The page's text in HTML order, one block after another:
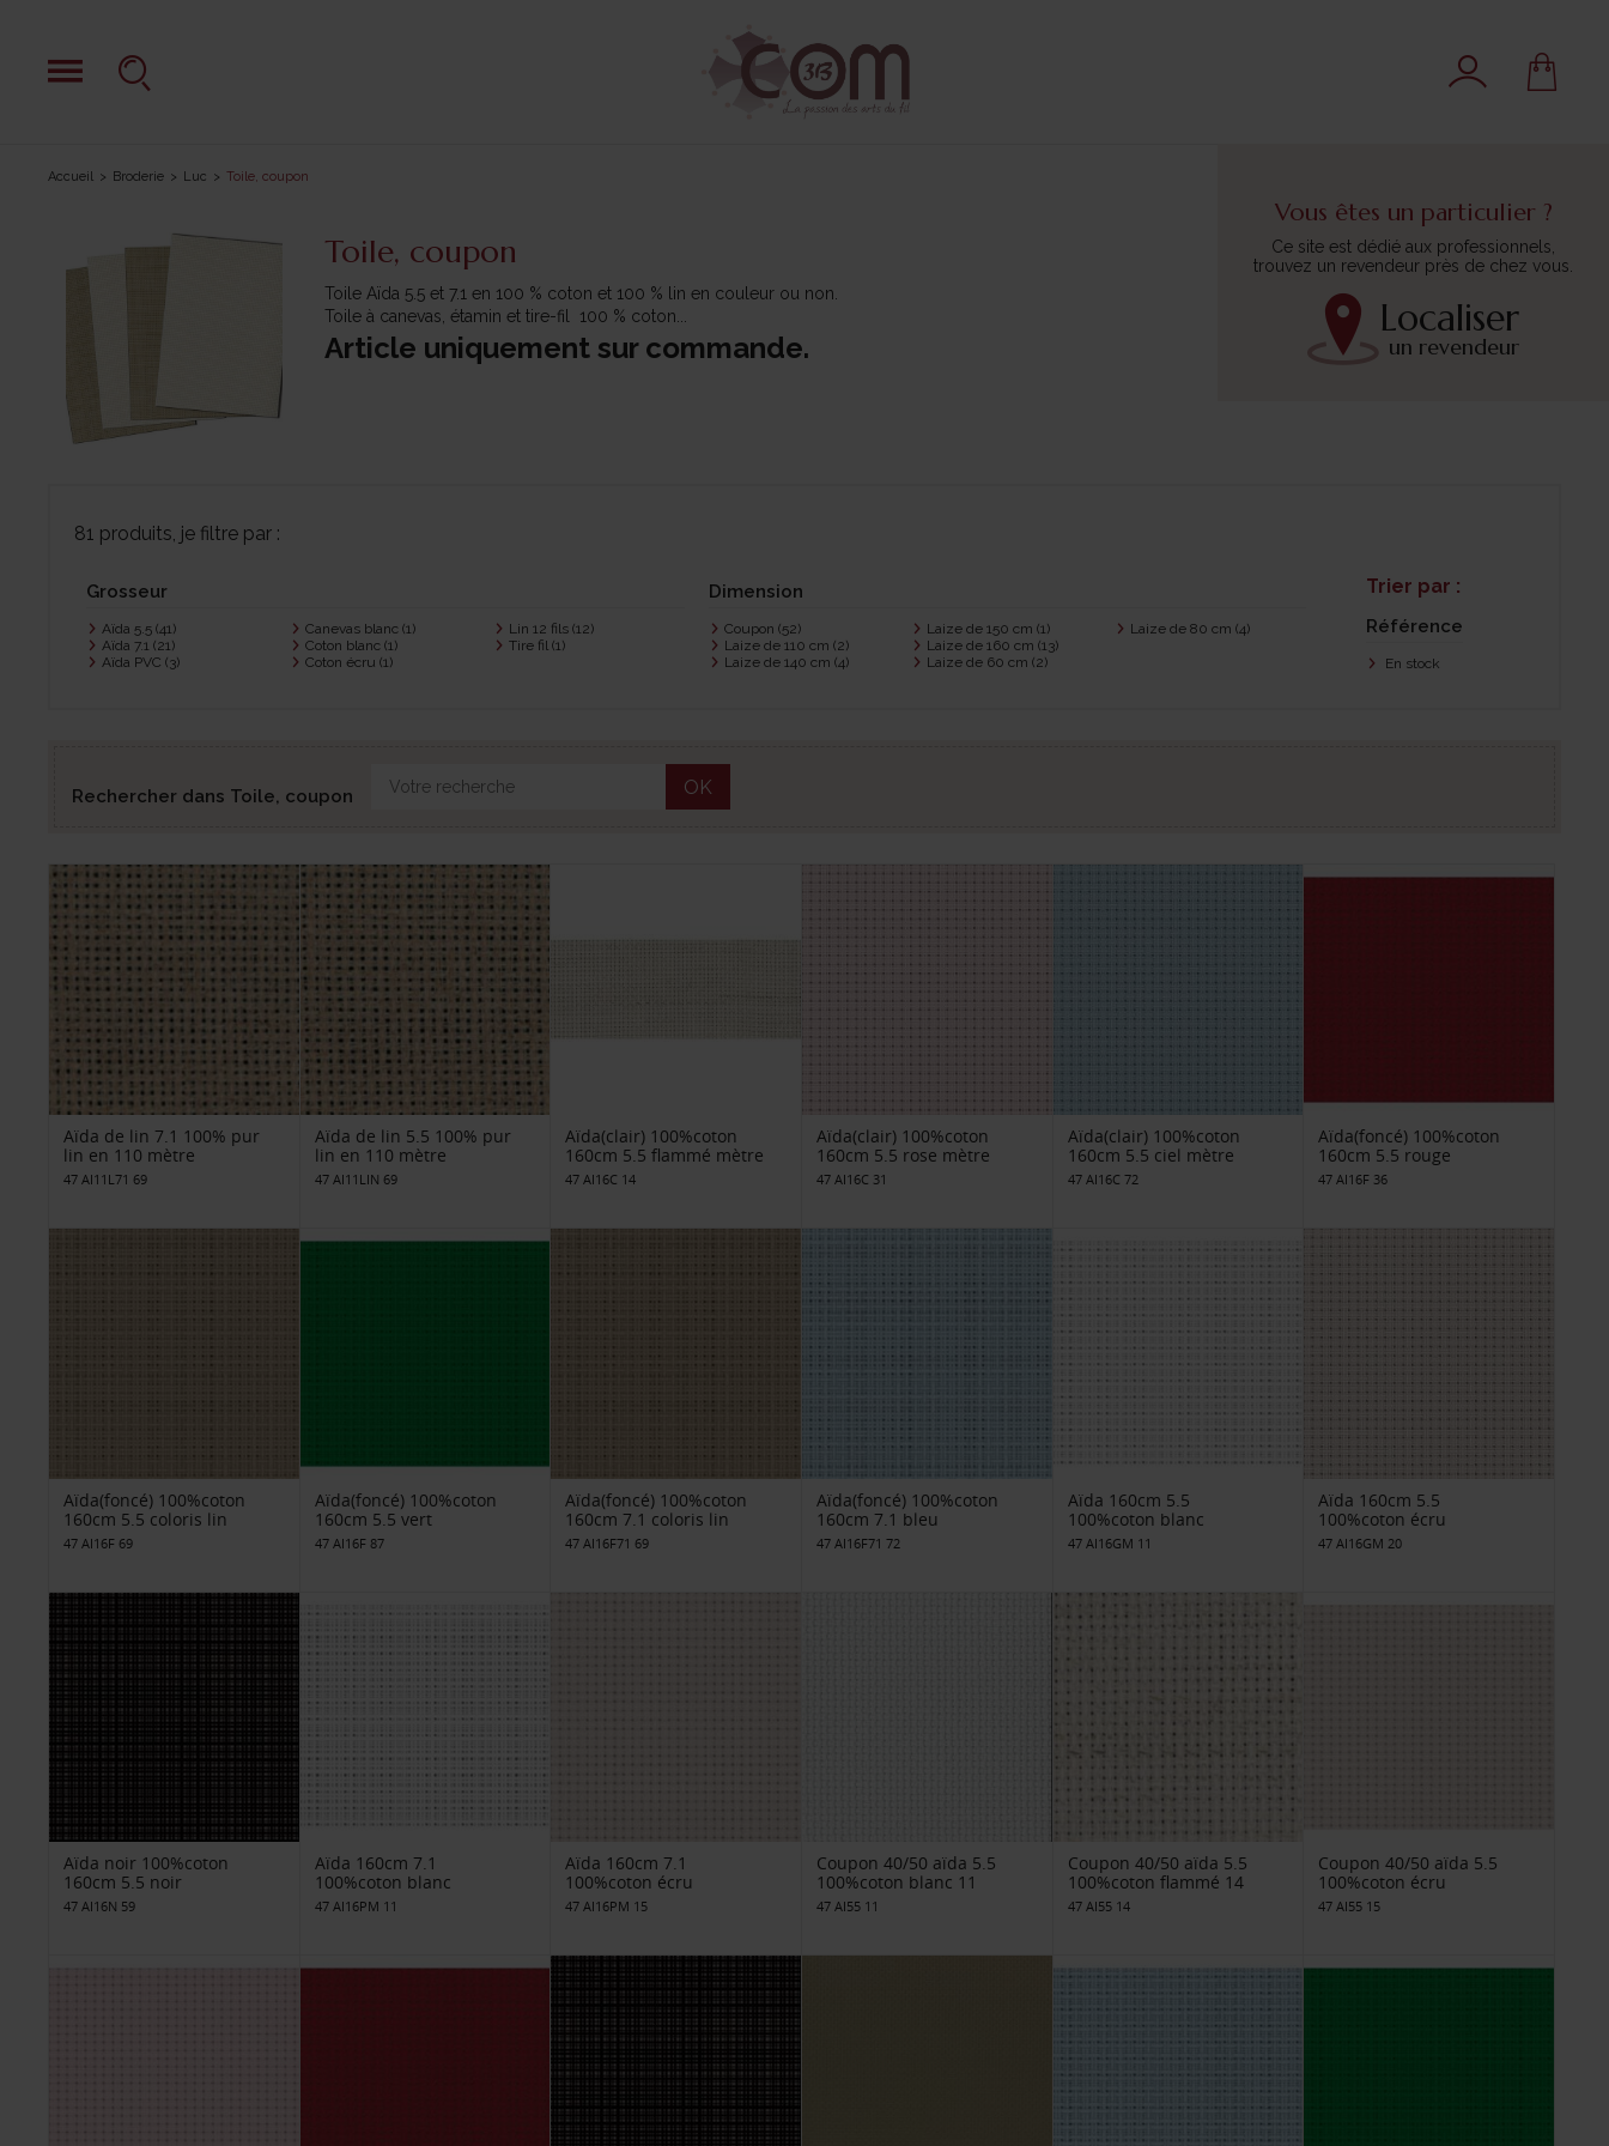
Vous êtes un particulier ?
Ce site est dédié aux professionnels,
trouvez un revendeur près de chez vous.
Localiser
un revendeur
Accueil Broderie Luc Toile, coupon
Toile, coupon
Toile Aïda 5.5 et 7.1 en 100 % coton et 100 % lin en couleur ou non.
Toile à canevas, étamin et tire-fil 100 % coton...
Article uniquement sur commande.
81 produits, je filtre par :
Trier par :
Référence
En stock
Grosseur
Aïda 5.5 (41)
Aïda 7.1 (21)
Aïda PVC (3)
Canevas blanc (1)
Coton blanc (1)
Coton écru (1)
Lin 12 fils (12)
Tire fil (1)
Dimension
Coupon (52)
Laize de 110 cm (2)
Laize de 140 cm (4)
Laize de 150 cm(1)
Laize de 160 cm(13)
Laize de 60 cm(2)
Laize de 80 cm(4)
Rechercher dans Toile, coupon OK
Aïda de lin 7.1 100% pur
lin en 110 mètre
47 AI11L71 69
Aïda de lin 5.5 100% pur
lin en 110 mètre
47 AI11LIN 69
Aïda(clair) 100%coton
160cm 5.5 flammé mètre
47 AI16C 14
Aïda(clair) 100%coton
160cm 5.5 rose mètre
47 AI16C 31
Aïda(clair) 100%coton
160cm 5.5 ciel mètre
47 AI16C 72
Aïda(foncé) 100%coton
160cm 5.5 rouge
47 AI16F 36
Aïda(foncé) 100%coton
160cm 5.5 coloris lin
47 AI16F 69
Aïda(foncé) 100%coton
160cm 5.5 vert
47 AI16F 87
Aïda(foncé) 100%coton
160cm 7.1 coloris lin
47 AI16F71 69
Aïda(foncé) 100%coton
160cm 7.1 bleu
47 AI16F71 72
Aïda 160cm 5.5
100%coton blanc
47 AI16GM 11
Aïda 160cm 5.5
100%coton écru
47 AI16GM 20
Aïda noir 100%coton
160cm 5.5 noir
47 AI16N 59
Aïda 160cm 7.1
100%coton blanc
47 AI16PM 11
Aïda 160cm 7.1
100%coton écru
47 AI16PM 15
Coupon 40/50 aïda 5.5
100%coton blanc 11
47 AI55 11
Coupon 40/50 aïda 5.5
100%coton flammé 14
47 AI55 14
Coupon 40/50 aïda 5.5
100%coton écru
47 AI55 15